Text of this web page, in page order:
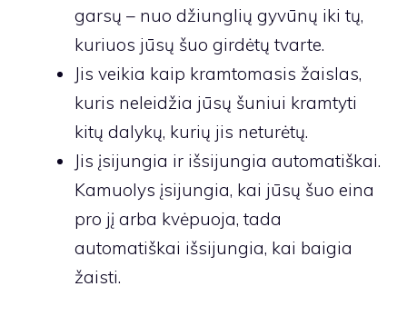
garsų – nuo ​​džiunglių gyvūnų iki tų,
kuriuos jūsų šuo girdėtų tvarte.
Jis veikia kaip kramtomasis žaislas,
kuris neleidžia jūsų šuniui kramtyti
kitų dalykų, kurių jis neturėtų.
Jis įsijungia ir išsijungia automatiškai.
Kamuolys įsijungia, kai jūsų šuo eina
pro jį arba kvėpuoja, tada
automatiškai išsijungia, kai baigia
žaisti.